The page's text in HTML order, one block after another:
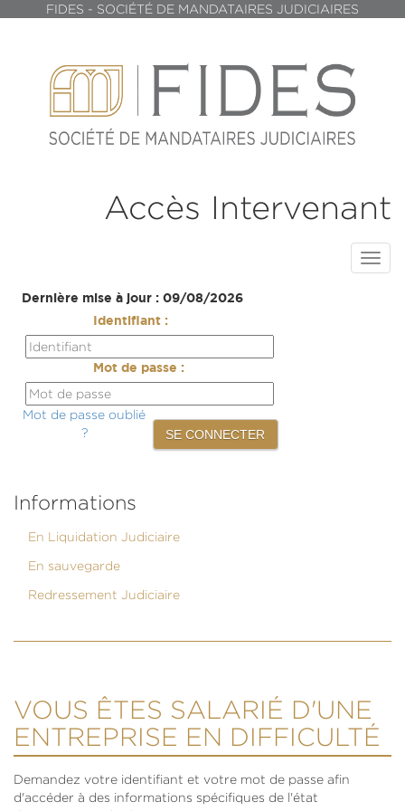
FIDES - SOCIÉTÉ DE MANDATAIRES JUDICIAIRES
Accès Intervenant
Dernière mise à jour : 09/08/2026
Identifiant :
Mot de passe :
Mot de passe oublié
?
Informations
En Liquidation Judiciaire
En sauvegarde
Redressement Judiciaire
VOUS ÊTES SALARIÉ D'UNE
ENTREPRISE EN DIFFICULTÉ
Demandez votre identifiant et votre mot de passe afin
d'accéder à des informations spécifiques de l'état